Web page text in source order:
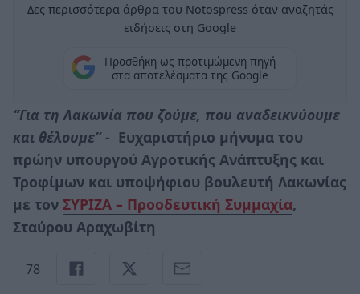
Δες περισσότερα άρθρα του Notospress όταν αναζητάς
ειδήσεις στη Google
Προσθήκη ως προτιμώμενη πηγή
στα αποτελέσματα της Google
“Για τη Λακωνία που ζούμε, που αναδεικνύουμε
και θέλουμε”- Ευχαριστήριο μήνυμα του
πρώην υπουργού Αγροτικής Ανάπτυξης και
Τροφίμων και υποψήφιου βουλευτή Λακωνίας
με τον ΣΥΡΙΖΑ – Προοδευτική Συμμαχία,
Σταύρου Αραχωβίτη
78